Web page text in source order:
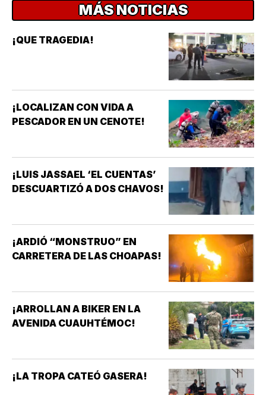
MÁS NOTICIAS
¡QUE TRAGEDIA!
¡LOCALIZAN CON VIDA A
PESCADOR EN UN CENOTE!
¡LUIS JASSAEL ‘EL CUENTAS’
DESCUARTIZÓ A DOS CHAVOS!
¡ARDIÓ “MONSTRUO” EN
CARRETERA DE LAS CHOAPAS!
¡ARROLLAN A BIKER EN LA
AVENIDA CUAUHTÉMOC!
¡LA TROPA CATEÓ GASERA!